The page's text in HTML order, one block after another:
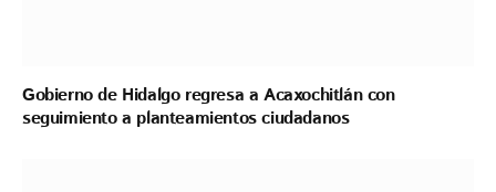
Gobierno de Hidalgo regresa a Acaxochitlán con
seguimiento a planteamientos ciudadanos